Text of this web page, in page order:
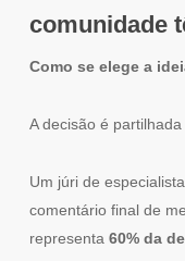
comunidade
Como se elege a
A decisão é
Um júri de
comentário final de
representa 60% da